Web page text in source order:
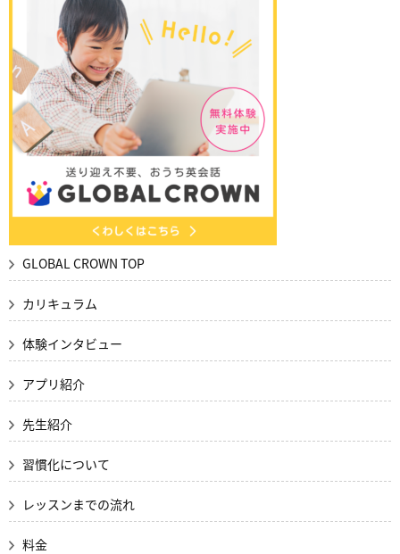
GLOBAL CROWN TOP
カリキュラム
体験インタビュー
アプリ紹介
先生紹介
習慣化について
レッスンまでの流れ
料金